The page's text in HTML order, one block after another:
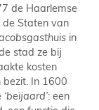
de Haarlemse
de Staten van
in
stad ze bij
kosten
bezit. In 1600
‘beijaard’: een